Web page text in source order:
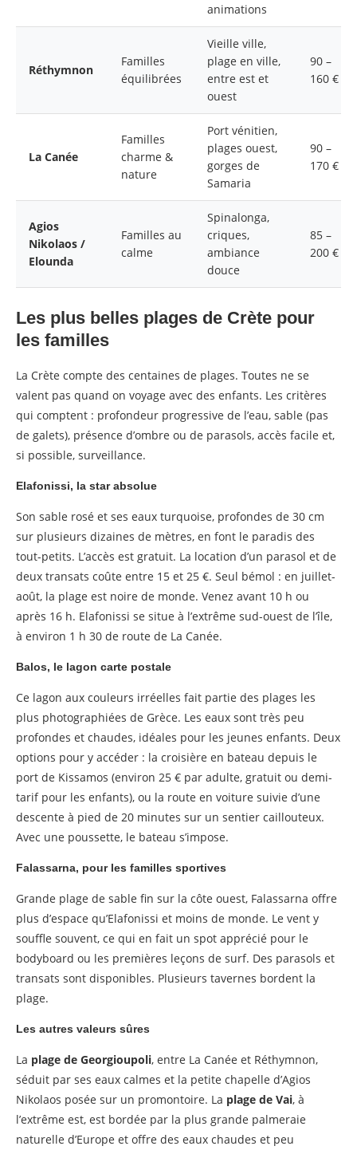
animations
Réthymnon
Familles
équilibrées
Vieille ville,
plage en ville,
entre est et
ouest
90 –
160 €
La Canée
Familles
charme &
nature
Port vénitien,
plages ouest,
gorges de
Samaria
90 –
170 €
Agios
Nikolaos /
Elounda
Familles au
calme
Spinalonga,
criques,
ambiance
douce
85 –
200 €
Les plus belles plages de Crète pour
les familles
La Crète compte des centaines de plages. Toutes ne se
valent pas quand on voyage avec des enfants. Les critères
qui comptent : profondeur progressive de l’eau, sable (pas
de galets), présence d’ombre ou de parasols, accès facile et,
si possible, surveillance.
Elafonissi, la star absolue
Son sable rosé et ses eaux turquoise, profondes de 30 cm
sur plusieurs dizaines de mètres, en font le paradis des
tout-petits. L’accès est gratuit. La location d’un parasol et de
deux transats coûte entre 15 et 25 €. Seul bémol : en juillet-
août, la plage est noire de monde. Venez avant 10 h ou
après 16 h. Elafonissi se situe à l’extrême sud-ouest de l’île,
à environ 1 h 30 de route de La Canée.
Balos, le lagon carte postale
Ce lagon aux couleurs irréelles fait partie des plages les
plus photographiées de Grèce. Les eaux sont très peu
profondes et chaudes, idéales pour les jeunes enfants. Deux
options pour y accéder : la croisière en bateau depuis le
port de Kissamos (environ 25 € par adulte, gratuit ou demi-
tarif pour les enfants), ou la route en voiture suivie d’une
descente à pied de 20 minutes sur un sentier caillouteux.
Avec une poussette, le bateau s’impose.
Falassarna, pour les familles sportives
Grande plage de sable fin sur la côte ouest, Falassarna offre
plus d’espace qu’Elafonissi et moins de monde. Le vent y
souffle souvent, ce qui en fait un spot apprécié pour le
bodyboard ou les premières leçons de surf. Des parasols et
transats sont disponibles. Plusieurs tavernes bordent la
plage.
Les autres valeurs sûres
La plage de Georgioupoli, entre La Canée et Réthymnon,
séduit par ses eaux calmes et la petite chapelle d’Agios
Nikolaos posée sur un promontoire. La plage de Vai, à
l’extrême est, est bordée par la plus grande palmeraie
naturelle d’Europe et offre des eaux chaudes et peu